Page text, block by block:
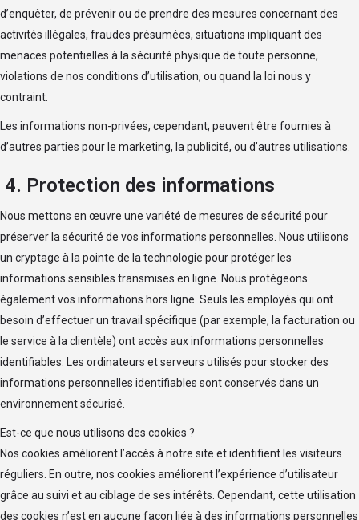
d’enquêter, de prévenir ou de prendre des mesures concernant des
activités illégales, fraudes présumées, situations impliquant des
menaces potentielles à la sécurité physique de toute personne,
violations de nos conditions d’utilisation, ou quand la loi nous y
contraint.
Les informations non-privées, cependant, peuvent être fournies à
d’autres parties pour le marketing, la publicité, ou d’autres utilisations.
4. Protection des informations
Nous mettons en œuvre une variété de mesures de sécurité pour
préserver la sécurité de vos informations personnelles. Nous utilisons
un cryptage à la pointe de la technologie pour protéger les
informations sensibles transmises en ligne. Nous protégeons
également vos informations hors ligne. Seuls les employés qui ont
besoin d’effectuer un travail spécifique (par exemple, la facturation ou
le service à la clientèle) ont accès aux informations personnelles
identifiables. Les ordinateurs et serveurs utilisés pour stocker des
informations personnelles identifiables sont conservés dans un
environnement sécurisé.
Est-ce que nous utilisons des cookies ?
Nos cookies améliorent l’accès à notre site et identifient les visiteurs
réguliers. En outre, nos cookies améliorent l’expérience d’utilisateur
grâce au suivi et au ciblage de ses intérêts. Cependant, cette utilisation
des cookies n’est en aucune façon liée à des informations personnelles